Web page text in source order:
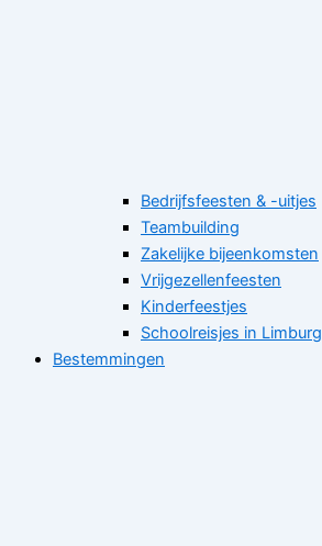
Bedrijfsfeesten & -uitjes
Teambuilding
Zakelijke bijeenkomsten
Vrijgezellenfeesten
Kinderfeestjes
Schoolreisjes in Limburg
Bestemmingen